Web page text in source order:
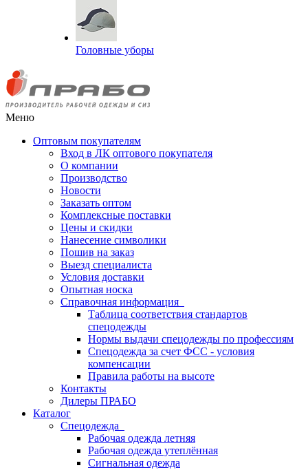
Головные уборы
Меню
Оптовым покупателям
Вход в ЛК оптового покупателя
О компании
Производство
Новости
Заказать оптом
Комплексные поставки
Цены и скидки
Нанесение символики
Пошив на заказ
Выезд специалиста
Условия доставки
Опытная носка
Справочная информация
Таблица соответствия стандартов
спецодежды
Нормы выдачи спецодежды по профессиям
Спецодежда за счет ФСС - условия
компенсации
Правила работы на высоте
Контакты
Дилеры ПРАБО
Каталог
Спецодежда
Рабочая одежда летняя
Рабочая одежда утеплённая
Сигнальная одежда